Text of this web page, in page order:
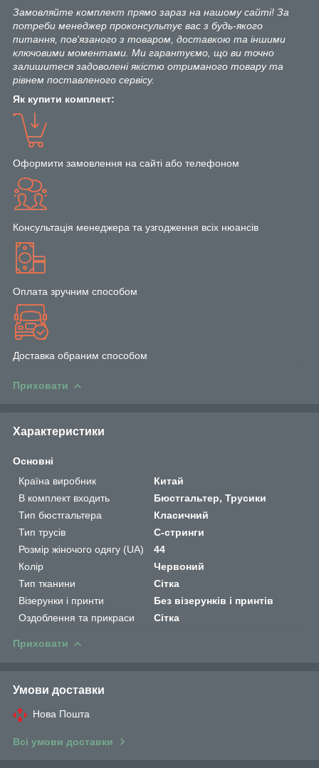
Замовляйте комплект прямо зараз на нашому сайті! За
потреби менеджер проконсультує вас з будь-якого
питання, пов'язаного з товаром, доставкою та іншими
ключовими моментами. Ми гарантуємо, що ви точно
залишитеся задоволені якістю отриманого товару та
рівнем поставленого сервісу.
Як купити комплект:
Оформити замовлення на сайті або телефоном
Консультація менеджера та узгодження всіх нюансів
Оплата зручним способом
Доставка обраним способом
Приховати
Характеристики
Основні
Країна виробник
Китай
В комплект входить
Бюстгальтер, Трусики
Тип бюстгальтера
Класичний
Тип трусів
C-стринги
Розмір жіночого одягу (UA)
44
Колір
Червоний
Тип тканини
Сітка
Візерунки і принти
Без візерунків і принтів
Оздоблення та прикраси
Сітка
Приховати
Умови доставки
Нова Пошта
Всі умови доставки